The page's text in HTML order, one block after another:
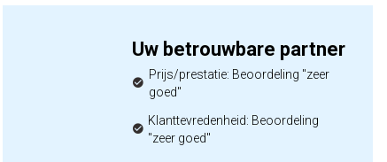
Uw betrouwbare partner
Prijs/prestatie: Beoordeling "zeer
goed"
Klanttevredenheid: Beoordeling
"zeer goed"